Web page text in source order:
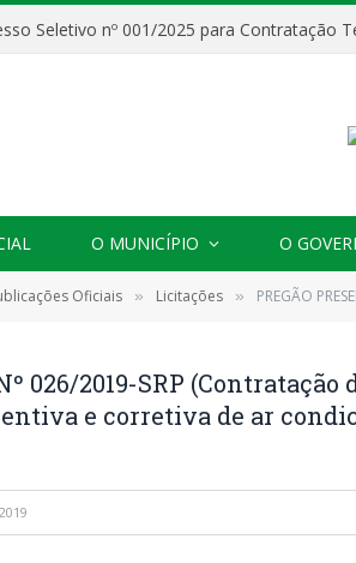
O MUNICÍPIO O
Oficiais » Licitações » PREGÃO
026/2019-SRP (Contratação
e corretiva de ar